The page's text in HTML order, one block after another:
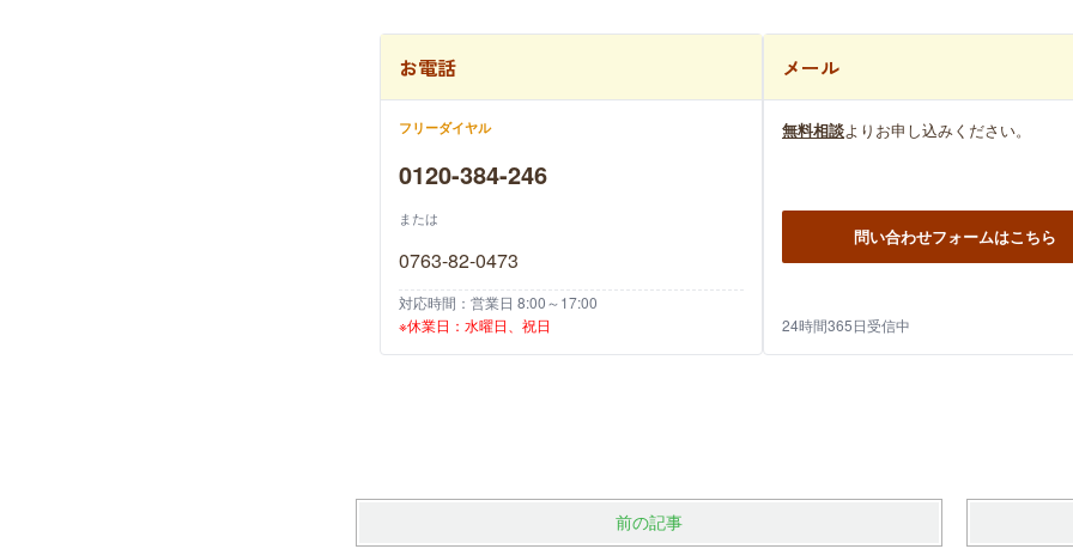
お電話
フリーダイヤル
0120-384-246
または
0763-82-0473
対応時間：営業日 8:00～17:00
※休業日：水曜日、祝日
メール
無料相談よりお申し込みください。
問い合わせフォームはこちら
24時間365日受信中
前の記事